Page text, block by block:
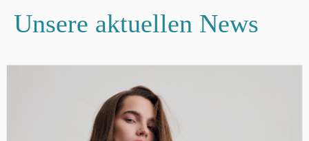
Unsere aktuellen News